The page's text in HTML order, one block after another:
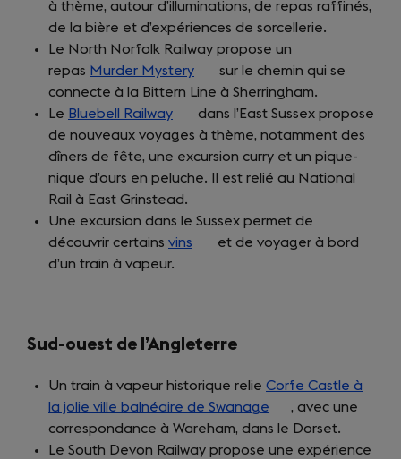
a
new
tab)
à thème, autour d’illuminations, de repas raffinés,
de la bière et d’expériences de sorcellerie.
Le North Norfolk Railway propose un
repas Murder Mystery (opens
in
a
new
tab)
sur le chemin qui se
connecte à la Bittern Line à Sherringham.
Le Bluebell Railway (opens
in
a
new
tab)
dans l’East Sussex propose
de nouveaux voyages à thème, notamment des
dîners de fête, une excursion curry et un pique-
nique d’ours en peluche. Il est relié au National
Rail à East Grinstead.
Une excursion dans le Sussex permet de
découvrir certains vins (openset de voyager à bord
d’un train à vapeur.
Sud-ouest de l’Angleterre
Un train à vapeur historique relie Corfe Castle à
la jolie ville balnéaire de Swanage (opens
in
a
, avec une
correspondance à Wareham, dans le Dorset.
Le South Devon Railway propose une expérience